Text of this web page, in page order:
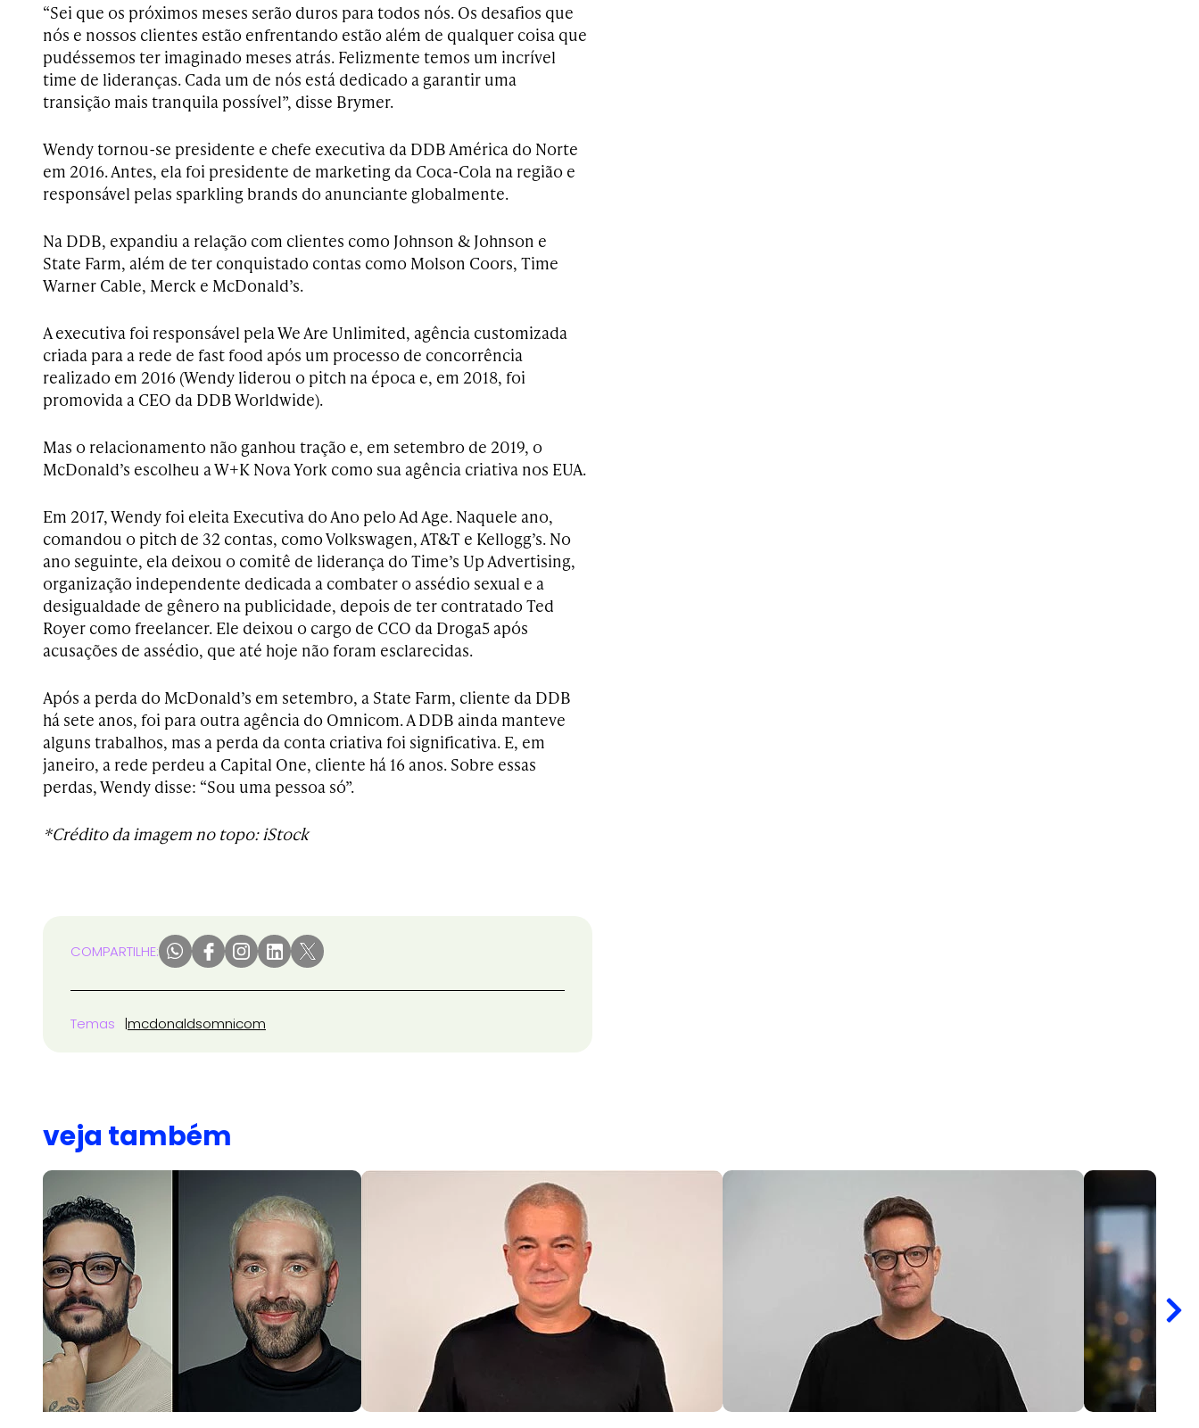
“Sei que os próximos meses serão duros para todos nós. Os desafios que
nós e nossos clientes estão enfrentando estão além de qualquer coisa que
pudéssemos ter imaginado meses atrás. Felizmente temos um incrível
time de lideranças. Cada um de nós está dedicado a garantir uma
transição mais tranquila possível”, disse Brymer.
Wendy tornou-se presidente e chefe executiva da DDB América do Norte
em 2016. Antes, ela foi presidente de marketing da Coca-Cola na região e
responsável pelas sparkling brands do anunciante globalmente.
Na DDB, expandiu a relação com clientes como Johnson & Johnson e
State Farm, além de ter conquistado contas como Molson Coors, Time
Warner Cable, Merck e McDonald’s.
A executiva foi responsável pela We Are Unlimited, agência customizada
criada para a rede de fast food após um processo de concorrência
realizado em 2016 (Wendy liderou o pitch na época e, em 2018, foi
promovida a CEO da DDB Worldwide).
Mas o relacionamento não ganhou tração e, em setembro de 2019, o
McDonald’s escolheu a W+K Nova York como sua agência criativa nos EUA.
Em 2017, Wendy foi eleita Executiva do Ano pelo Ad Age. Naquele ano,
comandou o pitch de 32 contas, como Volkswagen, AT&T e Kellogg’s. No
ano seguinte, ela deixou o comitê de liderança do Time’s Up Advertising,
organização independente dedicada a combater o assédio sexual e a
desigualdade de gênero na publicidade, depois de ter contratado Ted
Royer como freelancer. Ele deixou o cargo de CCO da Droga5 após
acusações de assédio, que até hoje não foram esclarecidas.
Após a perda do McDonald’s em setembro, a State Farm, cliente da DDB
há sete anos, foi para outra agência do Omnicom. A DDB ainda manteve
alguns trabalhos, mas a perda da conta criativa foi significativa. E, em
janeiro, a rede perdeu a Capital One, cliente há 16 anos. Sobre essas
perdas, Wendy disse: “Sou uma pessoa só”.
*Crédito da imagem no topo: iStock
COMPARTILHE:
Temas mcdonaldsomnicom
veja também